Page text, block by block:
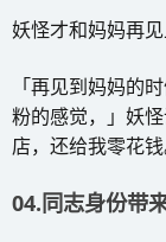
妖怪才和妈妈再
「再见到妈妈的
粉的感觉，」妖
店，还给我零花钱
04.同志身份带